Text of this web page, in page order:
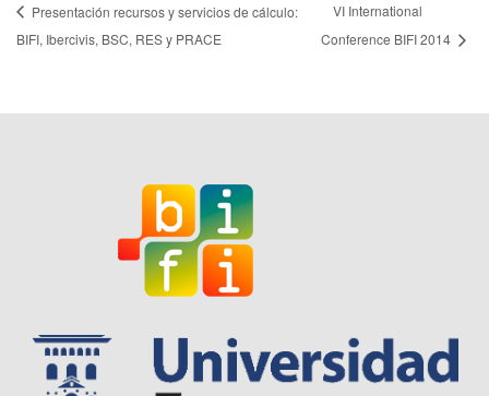
Presentación recursos y servicios de cálculo:
BIFI, Ibercivis, BSC, RES y PRACE
VI International
Conference BIFI 2014